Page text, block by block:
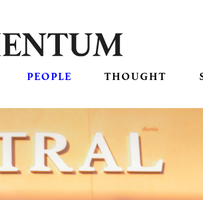
PEOPLE THOUGHT